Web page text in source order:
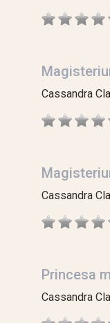
Cassandra
Cassandra
Princesa
Cassandra